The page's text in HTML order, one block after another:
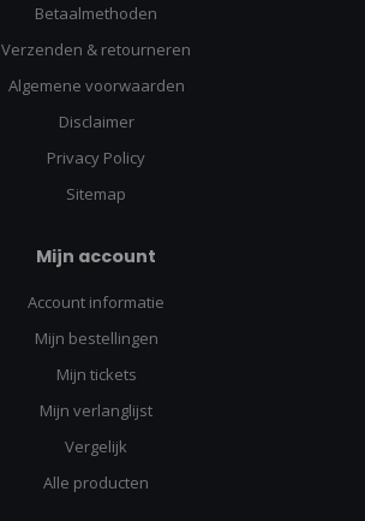
Betaalmethoden
Verzenden & retourneren
Algemene voorwaarden
Disclaimer
Privacy Policy
Sitemap
Mijn account
Account informatie
Mijn bestellingen
Mijn tickets
Mijn verlanglijst
Vergelijk
Alle producten